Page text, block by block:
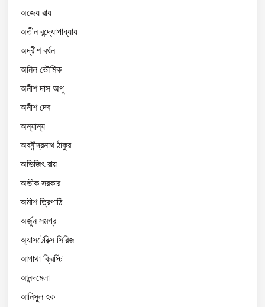
অজেয় রায়
অতীন বন্দ্যোপাধ্যায়
অদ্রীশ বর্ধন
অনিল ভৌমিক
অনীশ দাস অপু
অনীশ দেব
অন্যান্য
অবনীন্দ্রনাথ ঠাকুর
অভিজিৎ রায়
অভীক সরকার
অমীশ ত্রিপাঠি
অর্জুন সমগ্র
অ্যাসটেরিক্স সিরিজ
আগাথা ক্রিস্টি
আনন্দমেলা
আনিসুল হক